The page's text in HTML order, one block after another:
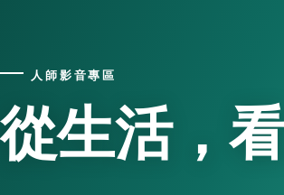
人師影音專區
從生活，